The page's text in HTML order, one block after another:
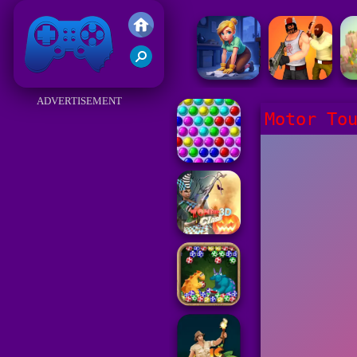
Juegos Friv 2017
ADVERTISEMENT
Motor